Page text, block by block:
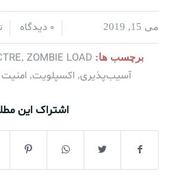
می 15, 2019 / 0 دیدگاه/
برچسب ها: , ZOMBIE LOAD
آسیب‌پذیری, اکسپلویت, امنیت
اشتراک این